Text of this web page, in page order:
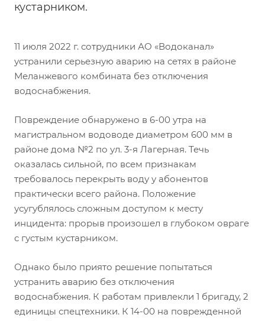
кустарником.
11 июля 2022 г. сотрудники АО «Водоканал»
устранили серьезную аварию на сетях в районе
Меланжевого комбината без отключения
водоснабжения.
Повреждение обнаружено в 6-00 утра на
магистральном водоводе диаметром 600 мм в
районе дома №2 по ул. 3-я Лагерная. Течь
оказалась сильной, по всем признакам
требовалось перекрыть воду у абонентов
практически всего района. Положение
усугублялось сложным доступом к месту
инцидента: прорыв произошел в глубоком овраге
с густым кустарником.
Однако было приято решение попытаться
устранить аварию без отключения
водоснабжения. К работам привлекли 1 бригаду, 2
единицы спецтехники. К 14-00 на поврежденной